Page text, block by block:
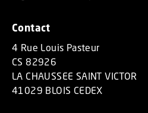
Contact
4 Rue Louis Pasteur
CS 82926
LA CHAUSSEE SAINT VICTOR
41029 BLOIS CEDEX